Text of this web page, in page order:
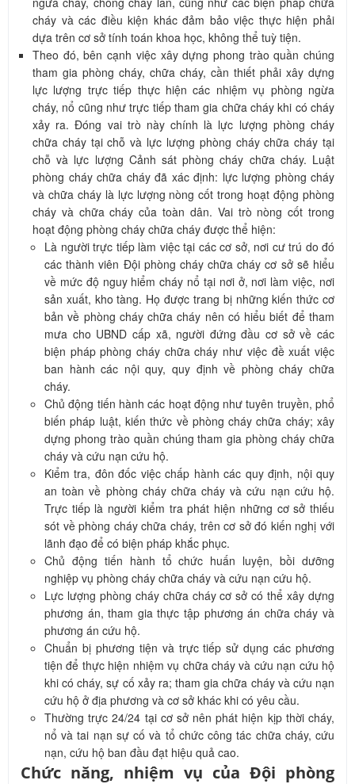
cháy và các điều kiện khác đảm bảo việc thực hiện phải
dựa trên cơ sở tính toán khoa học, không thể tuỳ tiện.
Theo đó, bên cạnh việc xây dựng phong trào quần chúng
tham gia phòng cháy, chữa cháy, cần thiết phải xây dựng
lực lượng trực tiếp thực hiện các nhiệm vụ phòng ngừa
cháy, nổ cũng như trực tiếp tham gia chữa cháy khi có cháy
xảy ra. Đóng vai trò này chính là lực lượng phòng cháy
chữa cháy tại chỗ và lực lượng phòng cháy chữa cháy tại
chỗ và lực lượng Cảnh sát phòng cháy chữa cháy. Luật
phòng cháy chữa cháy đã xác định: lực lượng phòng cháy
và chữa cháy là lực lượng nòng cốt trong hoạt động phòng
cháy và chữa cháy của toàn dân. Vai trò nòng cốt trong
hoạt động phòng cháy chữa cháy được thể hiện:
Là người trực tiếp làm việc tại các cơ sở, nơi cư trú do đó
các thành viên Đội phòng cháy chữa cháy cơ sở sẽ hiểu
về mức độ nguy hiểm cháy nổ tại nơi ở, nơi làm việc, nơi
sản xuất, kho tàng. Họ được trang bị những kiến thức cơ
bản về phòng cháy chữa cháy nên có hiểu biết để tham
mưa cho UBND cấp xã, người đứng đầu cơ sở về các
biện pháp phòng cháy chữa cháy như việc đề xuất việc
ban hành các nội quy, quy định về phòng cháy chữa
cháy.
Chủ động tiến hành các hoạt động như tuyên truyền, phổ
biến pháp luật, kiến thức về phòng cháy chữa cháy; xây
dựng phong trào quần chúng tham gia phòng cháy chữa
cháy và cứu nạn cứu hộ.
Kiểm tra, đôn đốc việc chấp hành các quy định, nội quy
an toàn về phòng cháy chữa cháy và cứu nạn cứu hộ.
Trực tiếp là người kiểm tra phát hiện những cơ sở thiếu
sót về phòng cháy chữa cháy, trên cơ sở đó kiến nghị với
lãnh đạo để có biện pháp khắc phục.
Chủ động tiến hành tổ chức huấn luyện, bồi dưỡng
nghiệp vụ phòng cháy chữa cháy và cứu nạn cứu hộ.
Lực lượng phòng cháy chữa cháy cơ sở có thể xây dựng
phương án, tham gia thực tập phương án chữa cháy và
phương án cứu hộ.
Chuẩn bị phương tiện và trực tiếp sử dụng các phương
tiện để thực hiện nhiệm vụ chữa cháy và cứu nạn cứu hộ
khi có cháy, sự cố xảy ra; tham gia chữa cháy và cứu nạn
cứu hộ ở địa phương và cơ sở khác khi có yêu cầu.
Thường trực 24/24 tại cơ sở nên phát hiện kịp thời cháy,
nổ và tai nạn sự cố và tổ chức công tác chữa cháy, cứu
nạn, cứu hộ ban đầu đạt hiệu quả cao.
Chức năng, nhiệm vụ của Đội phòng